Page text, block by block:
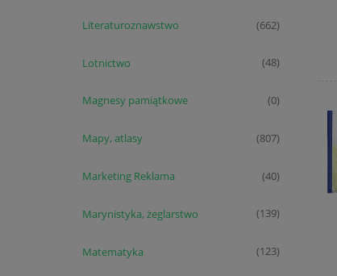
Literaturoznawstwo (662)
Lotnictwo (48)
Magnesy pamiątkowe (0)
Mapy, atlasy (807)
Marketing Reklama (40)
Marynistyka, żeglarstwo (139)
Matematyka (123)